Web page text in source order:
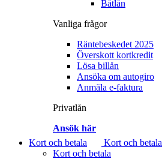
Båtlån
Vanliga frågor
Räntebeskedet 2025
Överskott kortkredit
Lösa billån
Ansöka om autogiro
Anmäla e-faktura
Privatlån
Ansök här
Kort och betala
Kort och betala
Kort och betala